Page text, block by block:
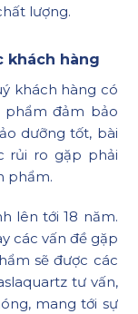
lượng.
khách hàng
khách hàng có
phẩm đảm bảo
dưỡng tốt, bài
rủi ro gặp phải
phẩm.
lên tới 18 năm.
các vấn đề gặp
sẽ được các
tư vấn,
mang tới sự